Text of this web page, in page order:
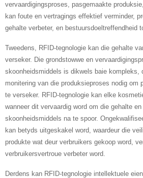
vervaardigingsproses, pasgemaakte
kan foute en vertragings effektief verminder,
gehalte verbeter, en bestuursdoeltreffendheid
Tweedens, RFID-tegnologie kan die gehalte
verseker. Die grondstowwe en
skoonheidsmiddels is dikwels baie kompleks,
monitering van die produksieproses nodig om
te verseker. RFID-tegnologie kan elke
wanneer dit vervaardig word om die gehalte
skoonheidsmiddels na te spoor.
kan betyds uitgeskakel word, waardeur die
produkte wat deur verbruikers gekoop word,
verbruikersvertroue verbeter word.
Derdens kan RFID-tegnologie intellektuele